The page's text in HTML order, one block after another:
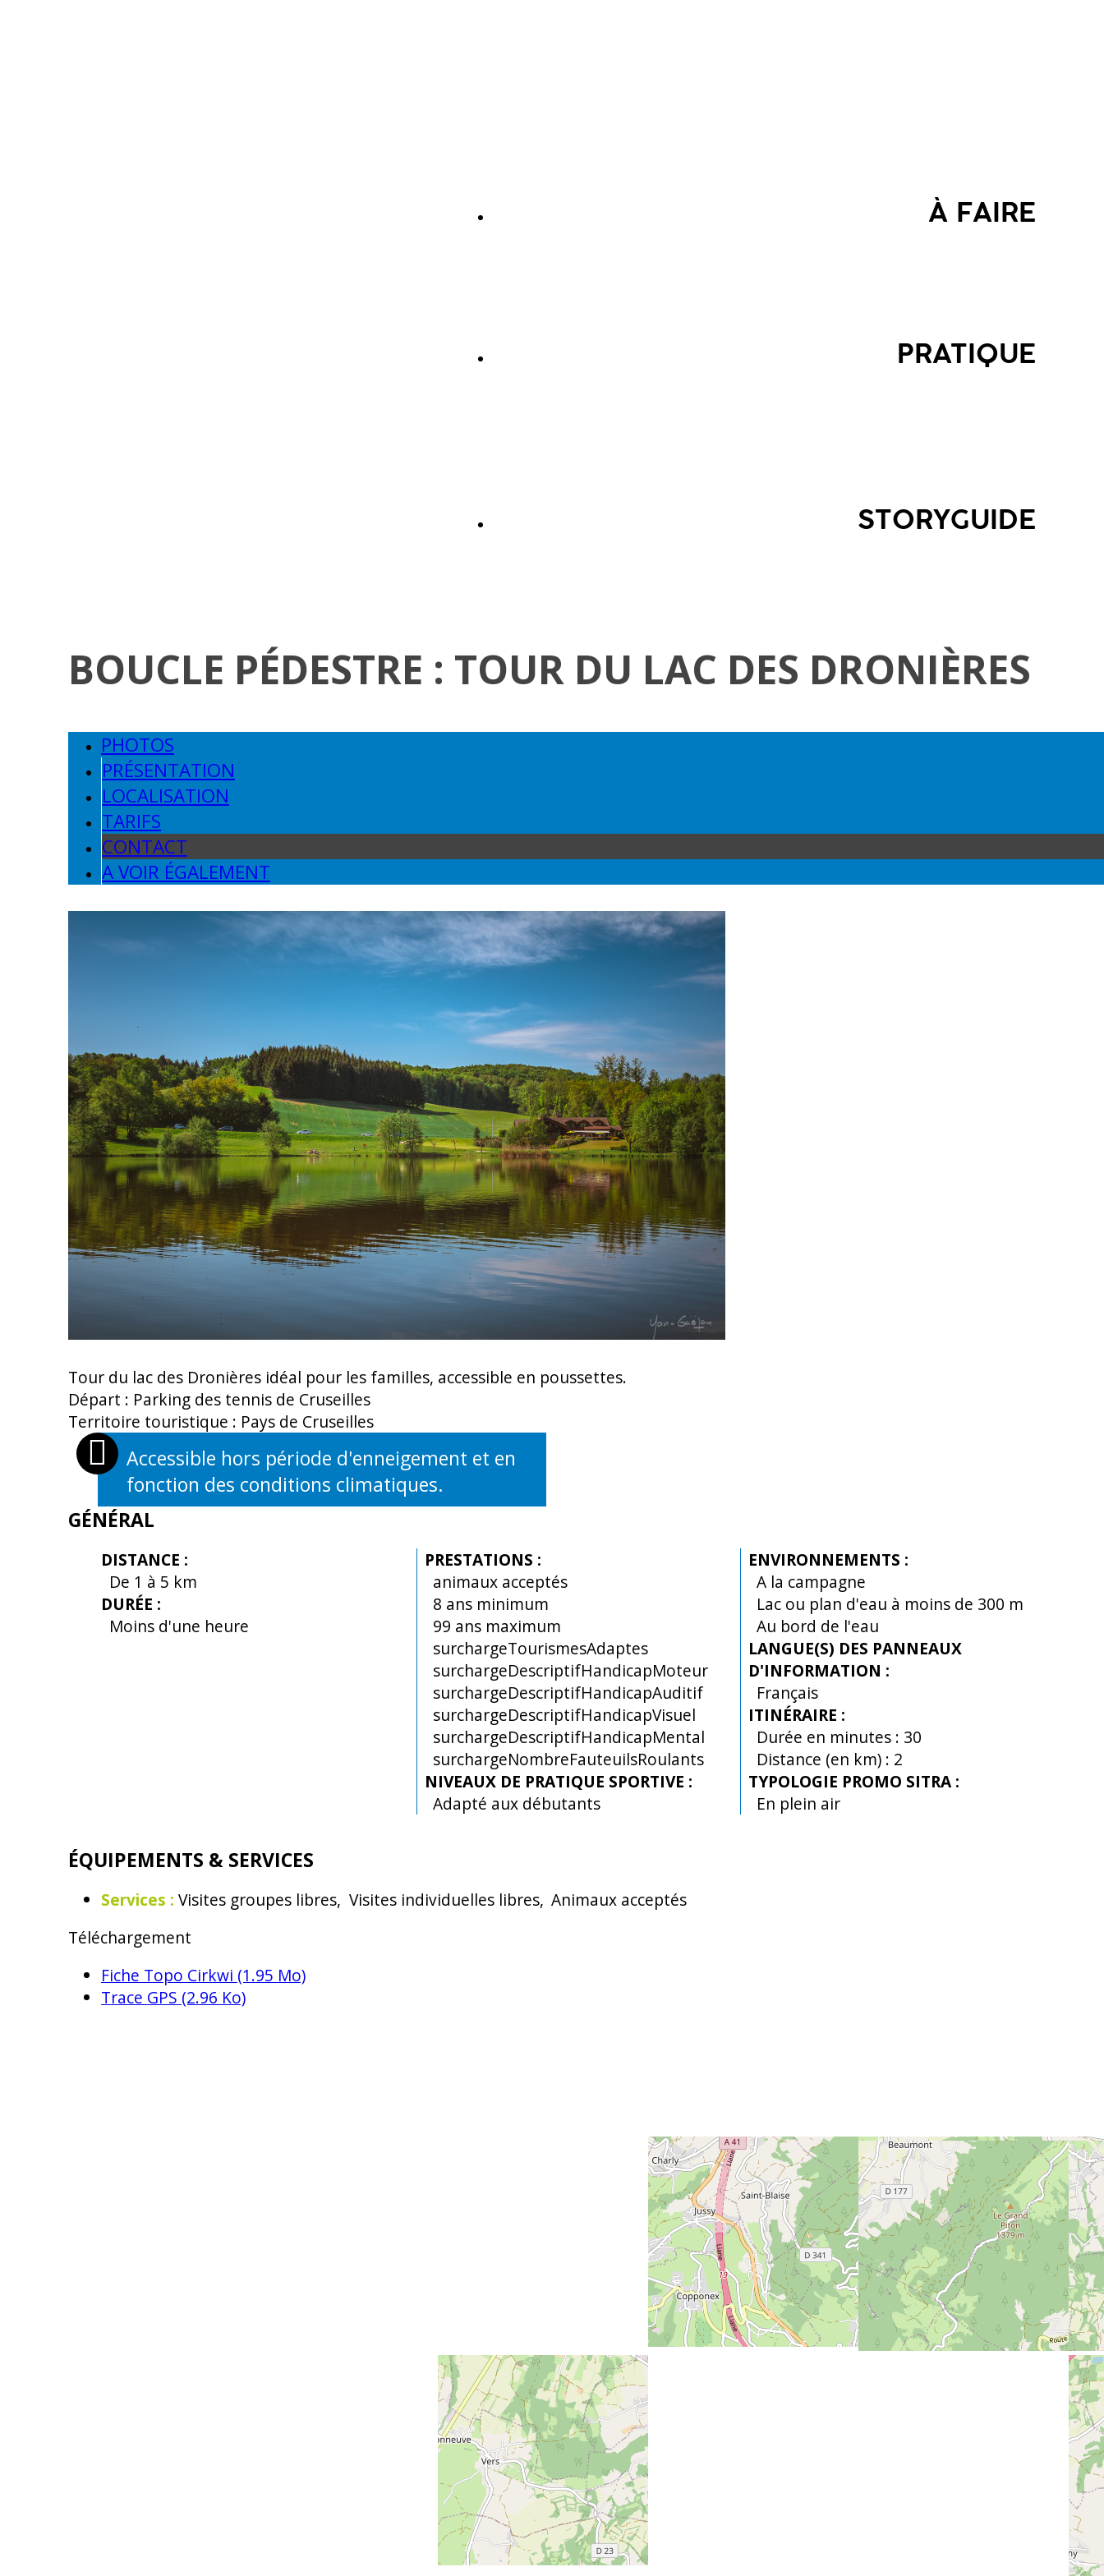
À FAIRE
PRATIQUE
STORYGUIDE
BOUCLE PÉDESTRE : TOUR DU LAC DES DRONIÈRES
PHOTOS
PRÉSENTATION
LOCALISATION
TARIFS
CONTACT
A VOIR ÉGALEMENT
Tour du lac des Dronières idéal pour les familles, accessible en poussettes.
Départ : Parking des tennis de Cruseilles
Territoire touristique : Pays de Cruseilles
OUVERTURES
Accessible hors période d'enneigement et en
fonction des conditions climatiques.
GÉNÉRAL
DISTANCE :
De 1 à 5 km
DURÉE :
Moins d'une heure
PRESTATIONS :
animaux acceptés
8 ans minimum
99 ans maximum
surchargeTourismesAdaptes
surchargeDescriptifHandicapMoteur
surchargeDescriptifHandicapAuditif
surchargeDescriptifHandicapVisuel
surchargeDescriptifHandicapMental
surchargeNombreFauteuilsRoulants
NIVEAUX DE PRATIQUE SPORTIVE :
Adapté aux débutants
ENVIRONNEMENTS :
A la campagne
Lac ou plan d'eau à moins de 300 m
Au bord de l'eau
LANGUE(S) DES PANNEAUX
D'INFORMATION :
Français
ITINÉRAIRE :
Durée en minutes : 30
Distance (en km) : 2
TYPOLOGIE PROMO SITRA :
En plein air
ÉQUIPEMENTS & SERVICES
Services : Visites groupes libres Visites individuelles libres Animaux acceptés
Téléchargement
Fiche Topo Cirkwi (1.95 Mo)
Trace GPS (2.96 Ko)